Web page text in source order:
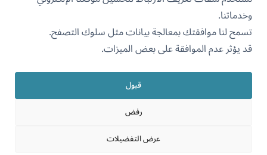
وخدماتنا.
تسمح لنا موافقتك بمعالجة بيانات مثل سلوك التصفح.
قد يؤثر عدم الموافقة على بعض الميزات.
قبول
رفض
عرض التفضيلات
OnTheGoSystems Limited
العربية
سياسة GDPR والخصوصية
انضم إلى فريقنا
(يفتح
في
نافذة
جديدة)
(يفتح
نافذة
جديدة)
(يفتح
نافذة
جديدة)
(يفتح
جديدة)